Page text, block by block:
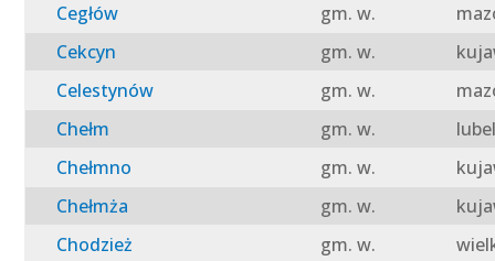
Cegłów
gm. w.
Cekcyn
gm. w.
Celestynów
gm. w.
Chełm
gm. w.
Chełmno
gm. w.
Chełmża
gm. w.
Chodzież
gm. w.